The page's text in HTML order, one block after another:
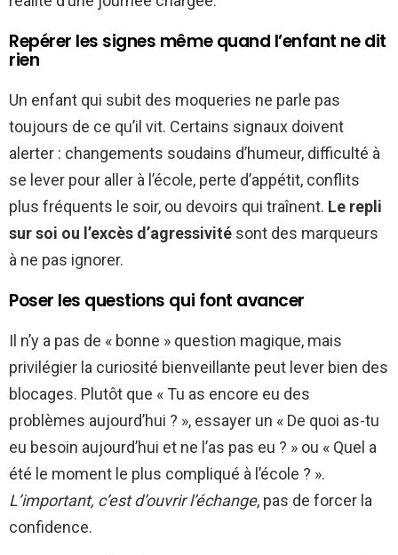
Repérer les signes même quand l’enfant ne dit
rien
Un enfant qui subit des moqueries ne parle pas
toujours de ce qu’il vit. Certains signaux doivent
alerter : changements soudains d’humeur, difficulté à
se lever pour aller à l’école, perte d’appétit, conflits
plus fréquents le soir, ou devoirs qui traînent. Le repli
sur soi ou l’excès d’agressivité sont des marqueurs
à ne pas ignorer.
Poser les questions qui font avancer
Il n’y a pas de « bonne » question magique, mais
privilégier la curiosité bienveillante peut lever bien des
blocages. Plutôt que « Tu as encore eu des
problèmes aujourd’hui ? », essayer un « De quoi as-tu
eu besoin aujourd’hui et ne l’as pas eu ? » ou « Quel a
été le moment le plus compliqué à l’école ? ».
L’important, c’est d’ouvrir l’échange, pas de forcer la
confidence.